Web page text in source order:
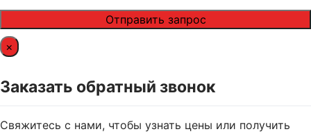
×
Заказать обратный звонок
Свяжитесь с нами, чтобы узнать цены или получить